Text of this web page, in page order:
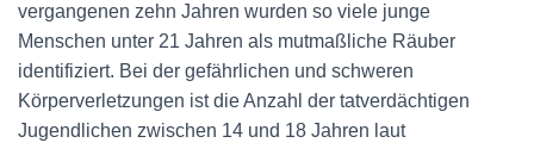
vergangenen zehn Jahren wurden so viele junge
Menschen unter 21 Jahren als mutmaßliche Räuber
identifiziert. Bei der gefährlichen und schweren
Körperverletzungen ist die Anzahl der tatverdächtigen
Jugendlichen zwischen 14 und 18 Jahren laut